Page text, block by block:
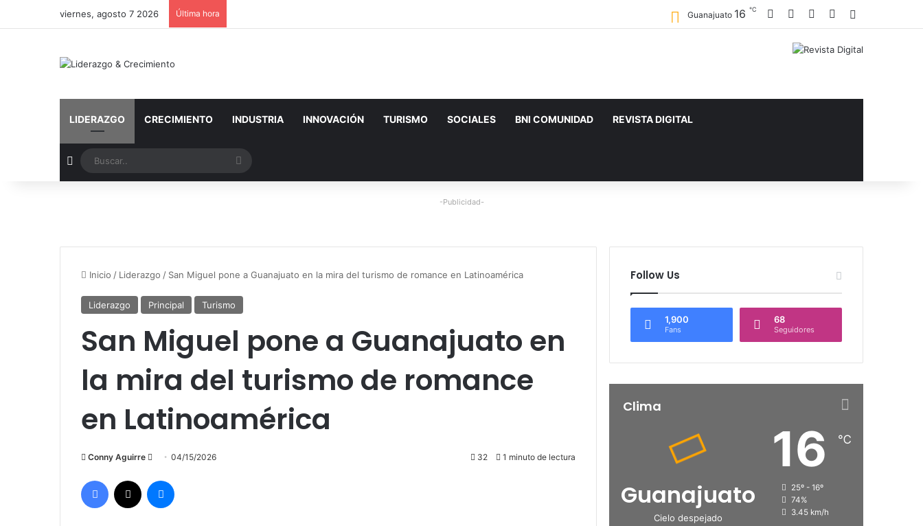
viernes, agosto 7 2026 Última hora Guanajuato 16 ℃ Facebook YouTubeInstagram
LIDERAZGO CRECIMIENTO INDUSTRIA INNOVACIÓN TURISMO SOCIALES BNI COMUNIDAD REVISTA DIGITAL
Artículo aleatorio Buscar..
-Publicidad-
Inicio / Liderazgo / San Miguel pone a Guanajuato en la mira del turismo de romance en Latinoamérica
Liderazgo Principal Turismo
San Miguel pone a Guanajuato en
la mira del turismo de romance
en Latinoamérica
Conny Aguirre
Send
email
04/15/2026 32 1 minuto de lectura
Facebook
Follow Us
1,900
Fans
68
Seguidores
Clima
Guanajuato
Cielo despejado
16 ℃
25º - 16º
74%
3.45 km/h